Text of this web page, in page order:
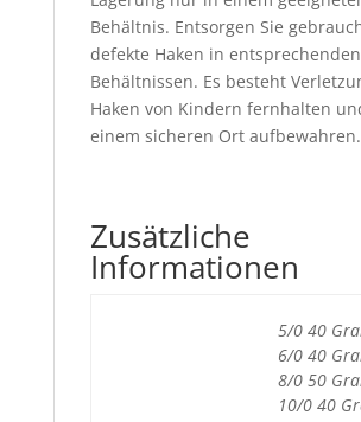
Behältnis. Entsorgen Sie
defekte Haken in entsprechenden
Behältnissen. Es besteht
Haken von Kindern fernhalten
einem sicheren Ort aufbewahren.
Zusätzliche
Informationen
5/0 40
6/0 40
8/0 50
10/0 40